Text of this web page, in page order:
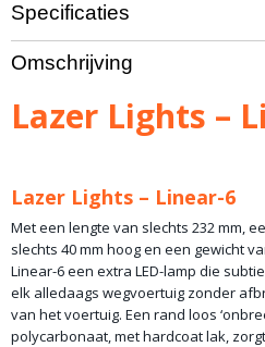
Specificaties
Productcode leverancier
0L06-LNR
Bruto gewicht
0,50 Kg
Omschrijving
Lazer Lights –
Lazer Lights – Linear-6
Met een lengte van slechts 232 mm,
slechts 40 mm hoog en een gewicht
Linear-6 een extra LED-lamp die
elk alledaags wegvoertuig zonder
van het voertuig. Een rand loos
polycarbonaat, met hardcoat lak,